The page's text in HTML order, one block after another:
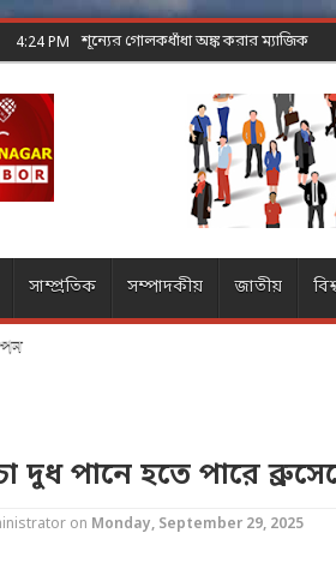
4:
সাম্প্রতিক সম্পাদকীয় জাতীয়
দুধ পানে হতে পারে
on Monday, September 29, 2025